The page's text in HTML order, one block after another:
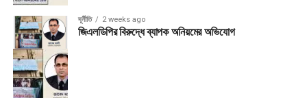
দূর্নীতি 2 weeks ago
জিএলডিপির বিরুদ্ধে ব্যাপক অনিয়মের অভিযোগ